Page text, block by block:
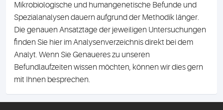
Mikrobiologische und humangenetische Befunde und
Spezialanalysen dauern aufgrund der Methodik länger.
Die genauen Ansatztage der jeweiligen Untersuchungen
finden Sie hier im Analysenverzeichnis direkt bei dem
Analyt. Wenn Sie Genaueres zu unseren
Befundlaufzeiten wissen möchten, können wir dies gern
mit Ihnen besprechen.